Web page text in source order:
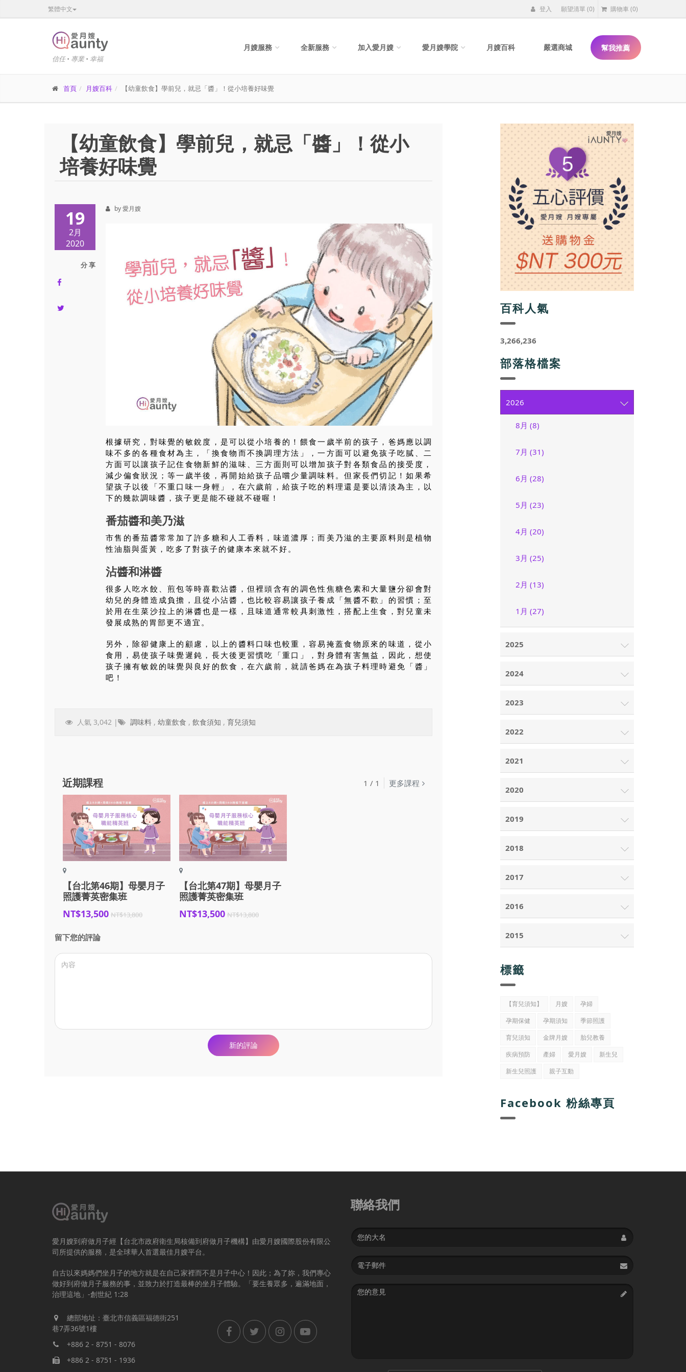
繁體中文 登入 願望清單(0) 購物車 (0)
信任 • 專業 • 幸福
月嫂服務 全新服務 加入愛月嫂 愛月嫂學院 月嫂百科 嚴選商城 幫我推薦
首頁 月嫂百科 【幼童飲食】學前兒，就忌「醬」！從小培養好味覺
【幼童飲食】學前兒，就忌「醬」！從小
培養好味覺
19
2月
2020
分 享
by 愛月嫂
根據研究，對味覺的敏銳度，是可以從小培養的！餵食一歲半前的孩子，爸媽應以調
味不多的各種食材為主，「換食物而不換調理方法」，一方面可以避免孩子吃膩、二
方面可以讓孩子記住食物新鮮的滋味、三方面則可以增加孩子對各類食品的接受度，
減少偏食狀況；等一歲半後，再開始給孩子品嚐少量調味料。但家長們切記！如果希
望孩子以後「不重口味一身輕」，在六歲前，給孩子吃的料理還是要以清淡為主，以
下的幾款調味醬，孩子更是能不碰就不碰喔！
番茄醬和美乃滋
市售的番茄醬常常加了許多糖和人工香料，味道濃厚；而美乃滋的主要原料則是植物
性油脂與蛋黃，吃多了對孩子的健康本來就不好。
沾醬和淋醬
很多人吃水餃、煎包等時喜歡沾醬，但裡頭含有的調色性焦糖色素和大量鹽分卻會對
幼兒的身體造成負擔，且從小沾醬，也比較容易讓孩子養成「無醬不歡」的習慣；至
於用在生菜沙拉上的淋醬也是一樣，且味道通常較具刺激性，搭配上生食，對兒童未
發展成熟的胃部更不適宜。
另外，除卻健康上的顧慮，以上的醬料口味也較重，容易掩蓋食物原來的味道，從小
食用，易使孩子味覺遲鈍，長大後更習慣吃「重口」，對身體有害無益，因此，想使
孩子擁有敏銳的味覺與良好的飲食，在六歲前，就請爸媽在為孩子料理時避免「醬」
吧！
人氣 3,042 | 調味料 , 幼童飲食 , 飲食須知 , 育兒須知
近期課程 更多課程
【台北第46期】母嬰月子
照護菁英密集班
NT$13,500 NT$13,800
【台北第47期】母嬰月子
照護菁英密集班
NT$13,500 NT$13,800
1 / 1
留下您的評論
百科人氣
3,266,236
部落格檔案
2026
8月 (8)
7月 (31)
6月 (28)
5月 (23)
4月 (20)
3月 (25)
2月 (13)
1月 (27)
2025
2024
2023
2022
2021
2020
2019
2018
2017
2016
2015
標籤
【育兒須知】 月嫂
孕婦
孕期保健
孕期須知
季節照護
育兒須知
金牌月嫂
胎兒教養
疾病預防
產婦 愛月嫂
新生兒
新生兒照護
親子互動
Facebook 粉絲專頁
愛月嫂到府做月子經【台北市政府衛生局核備到府做月子機構】由愛月嫂國際股份有限公
司所提供的服務，是全球華人首選最佳月嫂平台。
自古以來媽媽們坐月子的地方就是在自己家裡而不是月子中心！因此；為了妳，我們專心
做好到府做月子服務的事，並致力於打造最棒的坐月子體驗。「要生養眾多，遍滿地面，
治理這地」-創世紀 1:28
總部地址：臺北市信義區福德街251
巷7弄36號1樓
+886 2 - 8751 - 8076
+886 2 - 8751 - 1936
聯絡我們
Name
Email
address
Message